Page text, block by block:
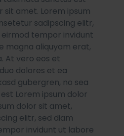
sit amet. Lorem ipsum
sadipscing elitr,
tempor invidunt
magna aliquyam erat,
At vero eos et
dolores et ea
gubergren, no sea
Lorem ipsum dolor
dolor sit amet,
elitr, sed diam
invidunt ut labore